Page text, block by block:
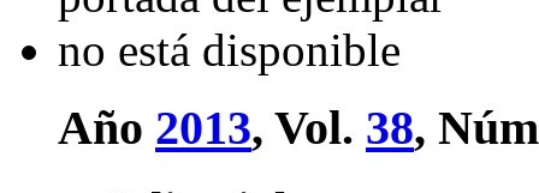
Año 2013, Vol. 38,